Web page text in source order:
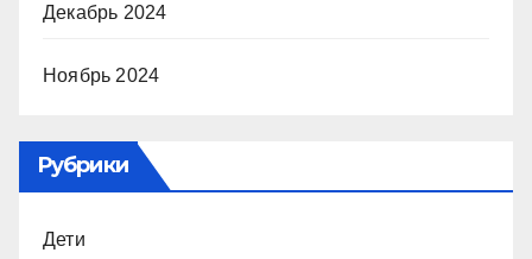
Декабрь 2024
Ноябрь 2024
Рубрики
Дети